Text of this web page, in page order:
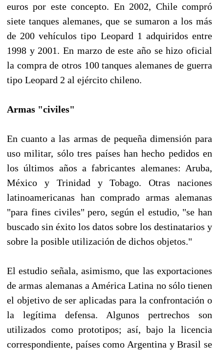
euros por este concepto. En 2002, Chile compró
siete tanques alemanes, que se sumaron a los más
de 200 vehículos tipo Leopard 1 adquiridos entre
1998 y 2001. En marzo de este año se hizo oficial
la compra de otros 100 tanques alemanes de guerra
tipo Leopard 2 al ejército chileno.
Armas "civiles"
En cuanto a las armas de pequeña dimensión para
uso militar, sólo tres países han hecho pedidos en
los últimos años a fabricantes alemanes: Aruba,
México y Trinidad y Tobago. Otras naciones
latinoamericanas han comprado armas alemanas
"para fines civiles" pero, según el estudio, "se han
buscado sin éxito los datos sobre los destinatarios y
sobre la posible utilización de dichos objetos."
El estudio señala, asimismo, que las exportaciones
de armas alemanas a América Latina no sólo tienen
el objetivo de ser aplicadas para la confrontación o
la legítima defensa. Algunos pertrechos son
utilizados como prototipos; así, bajo la licencia
correspondiente, países como Argentina y Brasil se